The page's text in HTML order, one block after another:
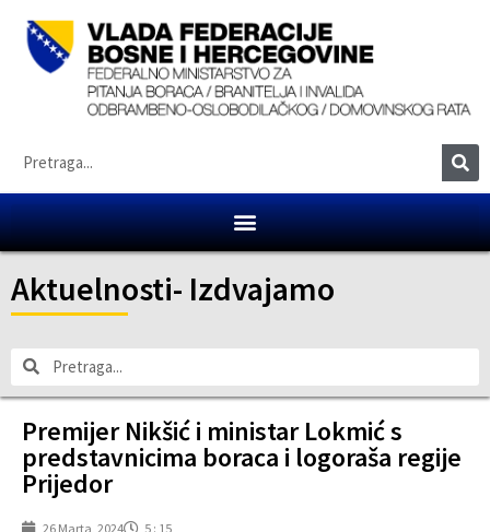
Aktuelnosti- Izdvajamo
Premijer Nikšić i ministar Lokmić s
predstavnicima boraca i logoraša regije
Prijedor
26 Marta, 2024 5 : 15